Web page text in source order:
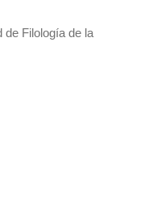
de Filología de la